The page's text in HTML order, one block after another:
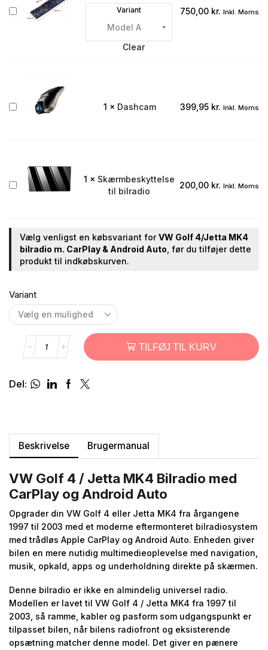
Bakkamera
integreret
Variant
Clear
750,00 kr. Inkl. Moms
Dashcam 1 × Dashcam 399,95 kr. Inkl. Moms
Skærmbeskyttelse
1 × Skærmbeskyttelse
til bilradio
200,00 kr. Inkl. Moms
Vælg venligst en købsvariant forVW Golf 4/Jetta MK4
bilradio m. CarPlay & Android Auto , før du tilføjer dette
produkt til indkøbskurven.
Variant
TILFØJ TIL KURV
Del:
Beskrivelse Brugermanual
VW Golf 4 / Jetta MK4 Bilradio med
CarPlay og Android Auto
Opgrader din VW Golf 4 eller Jetta MK4 fra årgangene
1997 til 2003 med et moderne eftermonteret bilradiosystem
med trådløs Apple CarPlay og Android Auto. Enheden giver
bilen en mere nutidig multimedieoplevelse med navigation,
musik, opkald, apps og underholdning direkte på skærmen.
Denne bilradio er ikke en almindelig universel radio.
Modellen er lavet til VW Golf 4 / Jetta MK4 fra 1997 til
2003, så ramme, kabler og pasform som udgangspunkt er
tilpasset bilen, når bilens radiofront og eksisterende
opsætning matcher denne model. Det giver en pænere